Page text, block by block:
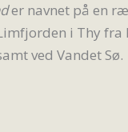
er navnet på en
i Thy fra
ved Vandet Sø.